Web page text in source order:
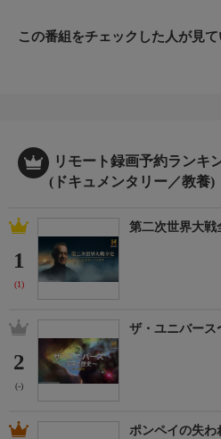
なのだ。
この番組をチェックした人が見て
リモート録画予約ランキ
(ドキュメンタリー／教養)
1
(1)
第二次世界大戦
2
(-)
ザ・ユニバース
ポンペイの失